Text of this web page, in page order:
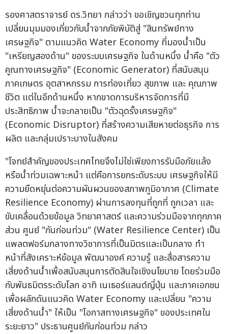
รองศาสตราจารย์ ดร.วิทยา กล่าวว่า ขอเชิญชวนทุกท่าน
เปลี่ยนมุมมองเกี่ยวกับน้ำจากภัยพิบัติสู่ "สินทรัพย์ทาง
เศรษฐกิจ" ตามแนวคิด Water Economy ที่มองน้ำเป็น
"เหรียญสองด้าน" ของระบบเศรษฐกิจ ในด้านหนึ่ง น้ำคือ "ตัว
คูณทางเศรษฐกิจ" (Economic Generator) ที่สนับสนุน
ภาคเกษตร อุตสาหกรรม การท่องเที่ยว สุขภาพ และ คุณภาพ
ชีวิต แต่ในอีกด้านหนึ่ง หากขาดการบริหารจัดการที่มี
ประสิทธิภาพ น้ำจะกลายเป็น "ตัวฉุดรั้งเศรษฐกิจ"
(Economic Disruptor) ที่สร้างความเสียหายต่อธุรกิจ การ
ผลิต และกลุ่มเปราะบางในสังคม
"โจทย์สำคัญของประเทศไทยจึงไม่ใช่เพียงการรับมือภัยแล้ง
หรือน้ำท่วมเฉพาะหน้า แต่คือการยกระดับระบบ เศรษฐกิจให้มี
ความยืดหยุ่นต่อความผันผวนของสภาพภูมิอากาศ (Climate
Resilience Economy) ผ่านการลงทุนที่ถูกที่ ถูกเวลา และ
ขับเคลื่อนด้วยข้อมูล วิทยาศาสตร์ และความร่วมมือจากทุกภาค
ส่วน ศูนย์ "กันก่อนท่วม" (Water Resilience Center) เป็น
แพลตฟอร์มกลางทางวิชาการที่เป็นมิตรและเป็นกลาง ทำ
หน้าที่สังเคราะห์ข้อมูล พัฒนาองค์ ความรู้ และสื่อสารความ
เสี่ยงด้านน้ำเพื่อสนับสนุนการตัดสินใจเชิงนโยบาย โดยร่วมมือ
กับพันธมิตรระดับโลก อาทิ เนเธอร์แลนด์ญี่ปุ่น และภาคเอกชน
เพื่อผลักดันแนวคิด Water Economy และเปลี่ยน "ความ
เสี่ยงด้านน้ำ" ให้เป็น "โอกาสทางเศรษฐกิจ" ของประเทศใน
ระยะยาว" ประธานศูนย์กันก่อนท่วม กล่าว